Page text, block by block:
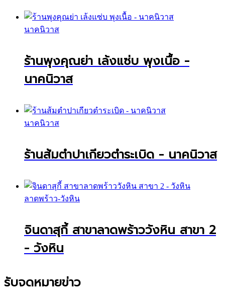
นาคนิวาส
ร้านพุงคุณย่า เล้งแซ่บ พุงเนื้อ -
นาคนิวาส
นาคนิวาส
ร้านส้มตำปาเกียวตำระเบิด - นาคนิวาส
ลาดพร้าว-วังหิน
จินดาสุกี้ สาขาลาดพร้าววังหิน สาขา 2
- วังหิน
รับจดหมายข่าว